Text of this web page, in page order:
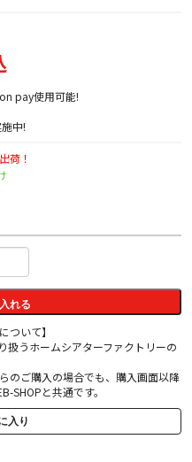
pay使用可能!
中!
荷！
れる
ついて】
扱うホームシアターファクトリーの
のご購入の場合でも、購入画面以降
SHOPと共通です。
入り